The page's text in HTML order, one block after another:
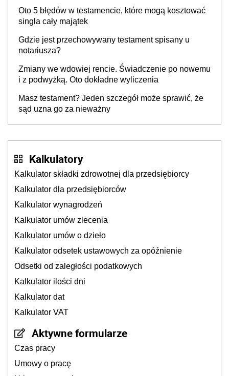
Oto 5 błędów w testamencie, które mogą kosztować
singla cały majątek
Gdzie jest przechowywany testament spisany u
notariusza?
Zmiany we wdowiej rencie. Świadczenie po nowemu
i z podwyżką. Oto dokładne wyliczenia
Masz testament? Jeden szczegół może sprawić, że
sąd uzna go za nieważny
Kalkulatory
Kalkulator składki zdrowotnej dla przedsiębiorcy
Kalkulator dla przedsiębiorców
Kalkulator wynagrodzeń
Kalkulator umów zlecenia
Kalkulator umów o dzieło
Kalkulator odsetek ustawowych za opóźnienie
Odsetki od zaległości podatkowych
Kalkulator ilości dni
Kalkulator dat
Kalkulator VAT
Aktywne formularze
Czas pracy
Umowy o pracę